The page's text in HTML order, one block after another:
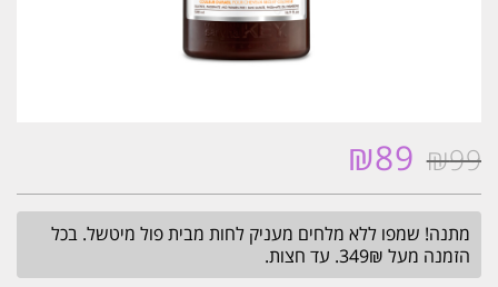
₪99
המחיר
היה:
₪99.
₪89
הוא:
₪89.
מתנה! שמפו ללא מלחים מעניק לחות מבית פול מיטשל. בכל
הזמנה מעל 349₪. עד חצות.